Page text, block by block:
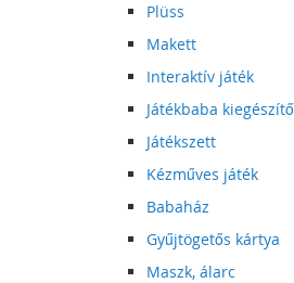
Plüss
Makett
Interaktív játék
Játékbaba kiegészítő
Játékszett
Kézműves játék
Babaház
Gyűjtögetős kártya
Maszk, álarc